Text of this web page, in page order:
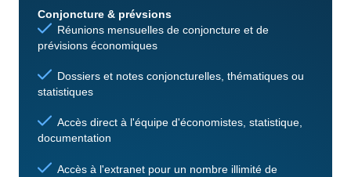
Conjoncture & prévsions
Réunions mensuelles de conjoncture et de
prévisions économiques
Dossiers et notes conjoncturelles, thématiques ou
statistiques
Accès direct à l'équipe d'économistes, statistique,
documentation
Accès à l'extranet pour un nombre illimité de